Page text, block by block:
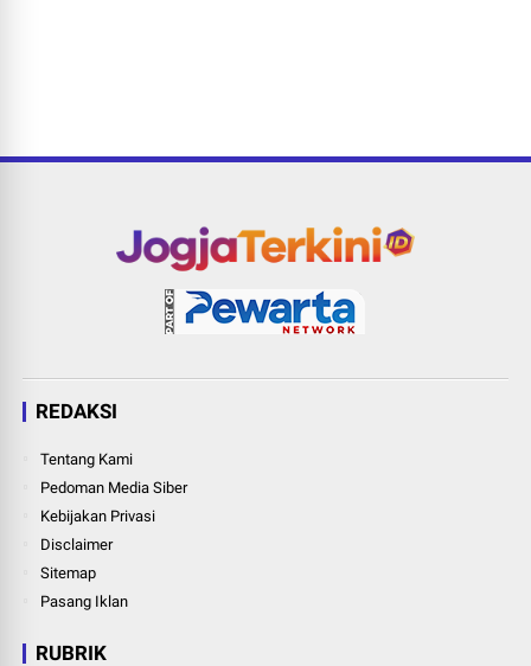
REDAKSI
Tentang Kami
Pedoman Media Siber
Kebijakan Privasi
Disclaimer
Sitemap
Pasang Iklan
RUBRIK